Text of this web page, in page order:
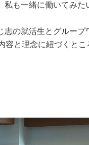
も一緒に働いてみた
の就活生とグルー
と理念に紐づくとこ